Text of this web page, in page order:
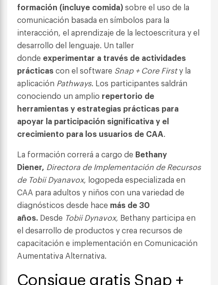
formación (incluye comida)sobre el uso de la
comunicación basada en símbolos para la
interacción, el aprendizaje de la lectoescritura y el
desarrollo del lenguaje. Un taller
donde experimentar a través de actividades
prácticascon el software Snap + Core Firsty la
aplicación Pathways. Los participantes saldrán
conociendo un amplio repertorio de
herramientas y estrategias prácticas para
apoyar la participación significativa y el
crecimiento para los usuarios de CAA.
La formación correrá a cargo de Bethany
Diener, Directora de Implementación de Recursos
de Tobii Dyanavox, logopeda especializada en
CAA para adultos y niños con una variedad de
diagnósticos desde hace más de 30
años. Desde Tobii Dynavox, Bethany participa en
el desarrollo de productos y crea recursos de
capacitación e implementación en Comunicación
Aumentativa Alternativa.
Consigue gratis Snap +